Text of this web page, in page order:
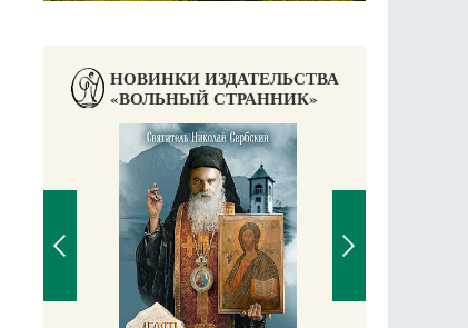
НОВИНКИ ИЗДАТЕЛЬСТВА
«ВОЛЬНЫЙ СТРАННИК»